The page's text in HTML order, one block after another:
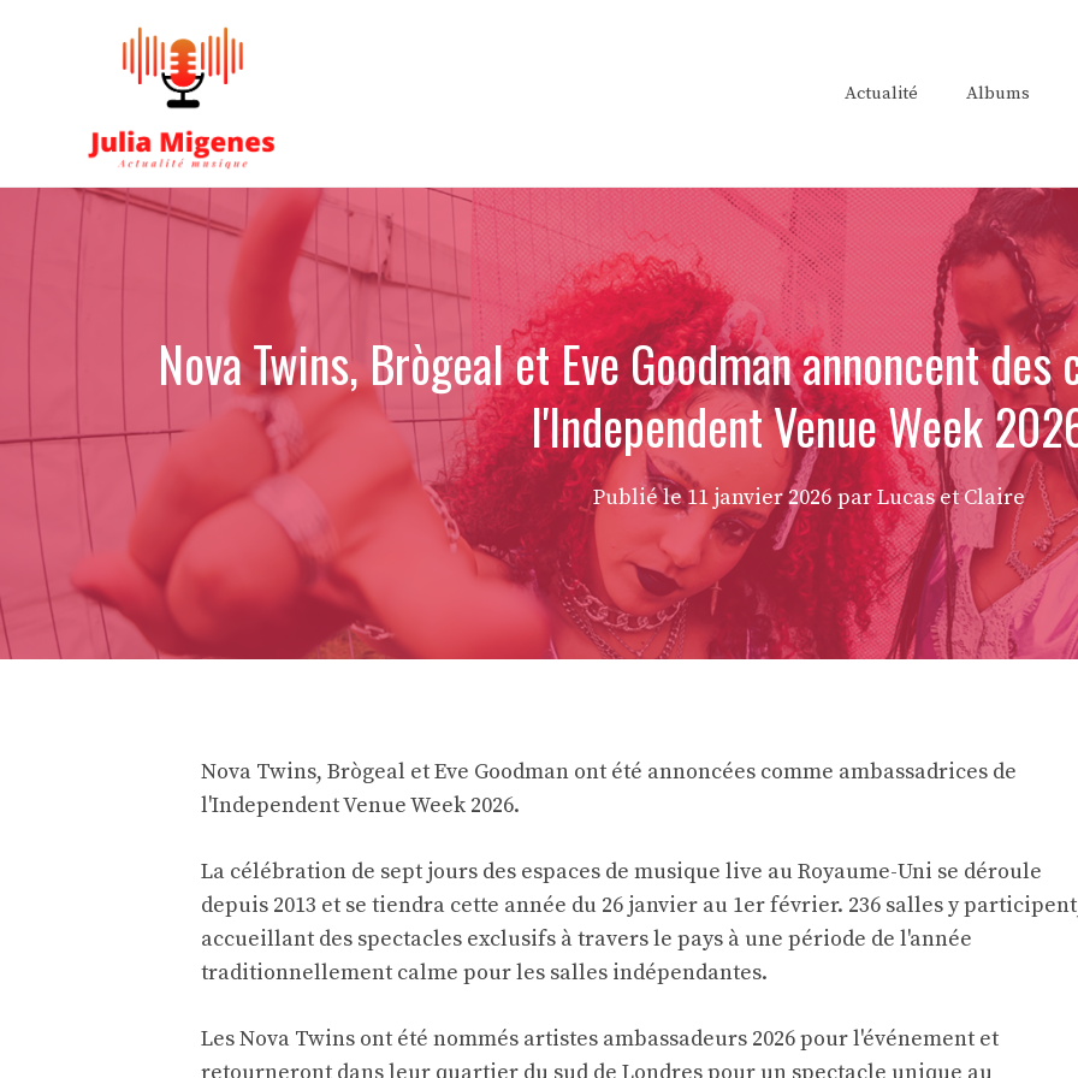
Actualité Albums
Nova Twins, Brògeal et Eve Goodman annoncent
l'Independent Venue Week
Publié le11 janvier 2026 par Lucas et Claire
Nova Twins, Brògeal et Eve Goodman ont été annoncées comme ambassadrices de
l'Independent Venue Week 2026.
La célébration de sept jours des espaces de musique live au Royaume-Uni se déroule
depuis 2013 et se tiendra cette année du 26 janvier au 1er février. 236 salles y
accueillant des spectacles exclusifs à travers le pays à une période de l'année
traditionnellement calme pour les salles indépendantes.
Les Nova Twins ont été nommés artistes ambassadeurs 2026 pour l'événement et